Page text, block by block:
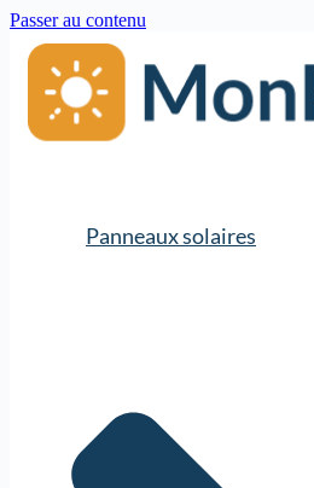
Passer au contenu
Panneaux solaires